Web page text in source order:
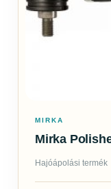
MIRKA
Mirka
Hajóápolási termék